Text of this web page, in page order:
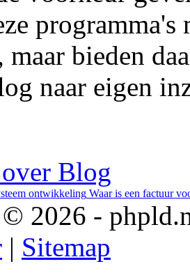
programma's
maar bieden
naar eigen
Blog
ontwikkeling Waar is een factuur
2026 -
| Sitemap